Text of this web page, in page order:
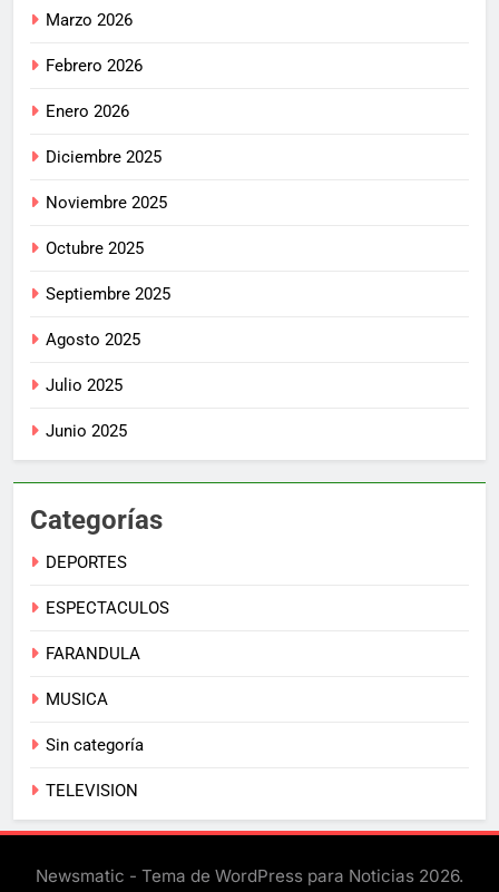
Marzo 2026
Febrero 2026
Enero 2026
Diciembre 2025
Noviembre 2025
Octubre 2025
Septiembre 2025
Agosto 2025
Julio 2025
Junio 2025
Categorías
DEPORTES
ESPECTACULOS
FARANDULA
MUSICA
Sin categoría
TELEVISION
Newsmatic - Tema de WordPress para Noticias 2026.